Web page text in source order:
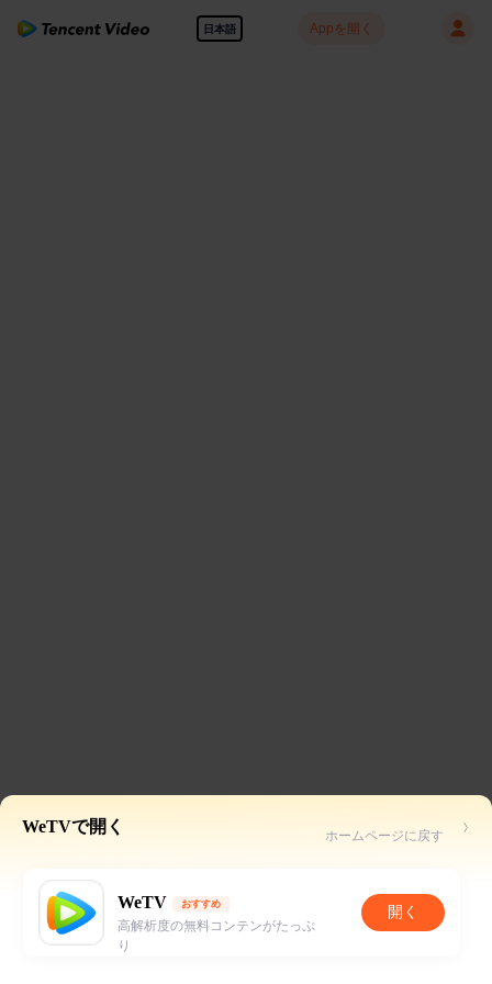
日本語 Appを開く
WeTVで開く ホームページに戻す
WeTV おすすめ
高解析度の無料コンテンがたっぷ
り
開く